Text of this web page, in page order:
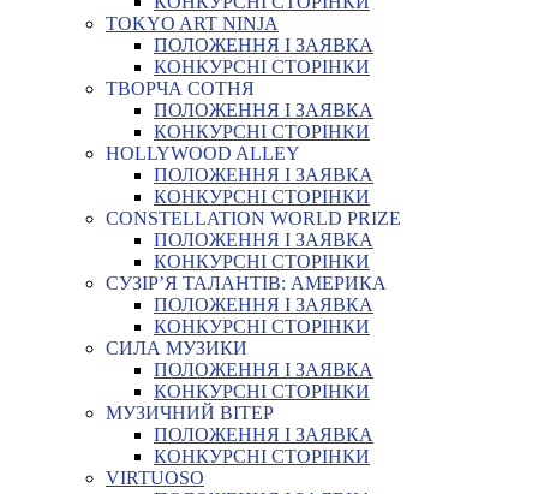
TOKYO ART NINJA
ПОЛОЖЕННЯ І ЗАЯВКА
КОНКУРСНІ СТОРІНКИ
ТВОРЧА СОТНЯ
ПОЛОЖЕННЯ І ЗАЯВКА
КОНКУРСНІ СТОРІНКИ
HOLLYWOOD ALLEY
ПОЛОЖЕННЯ І ЗАЯВКА
КОНКУРСНІ СТОРІНКИ
CONSTELLATION WORLD PRIZE
ПОЛОЖЕННЯ І ЗАЯВКА
КОНКУРСНІ СТОРІНКИ
СУЗІР’Я ТАЛАНТІВ: АМЕРИКА
ПОЛОЖЕННЯ І ЗАЯВКА
КОНКУРСНІ СТОРІНКИ
СИЛА МУЗИКИ
ПОЛОЖЕННЯ І ЗАЯВКА
КОНКУРСНІ СТОРІНКИ
МУЗИЧНИЙ ВІТЕР
ПОЛОЖЕННЯ І ЗАЯВКА
КОНКУРСНІ СТОРІНКИ
VIRTUOSO